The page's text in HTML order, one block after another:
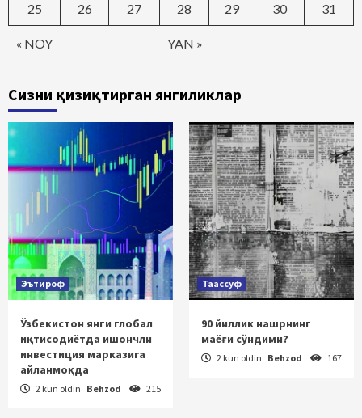
« NOY YAN »
25 26 27 28 29 30 31
Сизни қизиқтирган янгиликлар
Эътироф
Ўзбекистон янги глобал
иқтисодиётда ишончли
инвестиция марказига
айланмоқда
2 kun oldin Behzod 215
Таассуф
90 йиллик нашрнинг
маёғи сўндими?
2 kun oldin Behzod 167